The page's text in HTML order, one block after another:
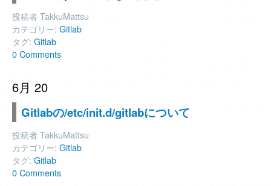
投稿者 TakkuMattsu
カテゴリー: Gitlab
タグ: Gitlab
0 Comments
6月 20
Gitlabの/etc/init.d/gitlabについて
投稿者 TakkuMattsu
カテゴリー: Gitlab
タグ: Gitlab
0 Comments